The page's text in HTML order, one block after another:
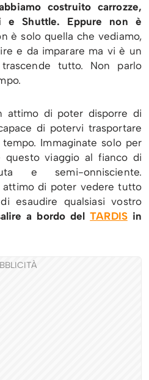
costruito carrozze,
e Shuttle. Eppure non è
è solo quella che vediamo,
e da imparare ma vi è un
tutto. Non parlo
attimo di poter disporre di
di potervi trasportare
Immaginate solo per
viaggio al fianco di
e semi-onnisciente.
attimo di poter vedere tutto
esaudire qualsiasi vostro
a bordo delTARDISin